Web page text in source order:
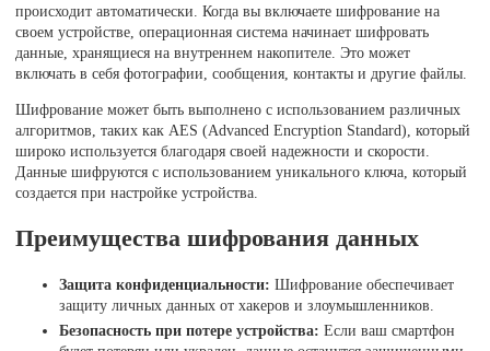
происходит автоматически. Когда вы включаете шифрование на
своем устройстве, операционная система начинает шифровать
данные, хранящиеся на внутреннем накопителе. Это может
включать в себя фотографии, сообщения, контакты и другие файлы.
Шифрование может быть выполнено с использованием различных
алгоритмов, таких как AES (Advanced Encryption Standard), который
широко используется благодаря своей надежности и скорости.
Данные шифруются с использованием уникального ключа, который
создается при настройке устройства.
Преимущества шифрования данных
Защита конфиденциальности: Шифрование обеспечивает
защиту личных данных от хакеров и злоумышленников.
Безопасность при потере устройства: Если ваш смартфон